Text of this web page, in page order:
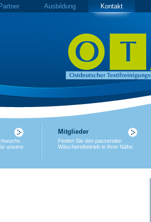
Partner Ausbildung Kontakt
unsere
Mitglieder
Finden Sie den passenden
Wäschereibetrieb in Ihrer Nähe.